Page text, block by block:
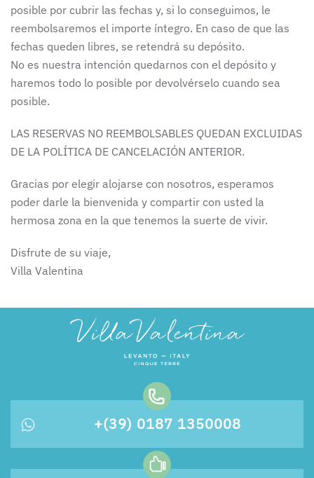
posible por cubrir las fechas y, si lo conseguimos, le
reembolsaremos el importe íntegro. En caso de que las
fechas queden libres, se retendrá su depósito.
No es nuestra intención quedarnos con el depósito y
haremos todo lo posible por devolvérselo cuando sea
posible.
LAS RESERVAS NO REEMBOLSABLES QUEDAN EXCLUIDAS
DE LA POLÍTICA DE CANCELACIÓN ANTERIOR.
Gracias por elegir alojarse con nosotros, esperamos
poder darle la bienvenida y compartir con usted la
hermosa zona en la que tenemos la suerte de vivir.
Disfrute de su viaje,
Villa Valentina
+(39) 0187 1350008